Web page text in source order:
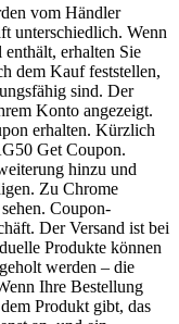
vom Händler
unterschiedlich. Wenn
erhalten Sie
dem Kauf feststellen,
sind. Der
Konto angezeigt.
erhalten. Kürzlich
Get Coupon.
hinzu und
Zu Chrome
Coupon-
Der Versand ist bei
Produkte können
werden – die
Ihre Bestellung
Produkt gibt, das